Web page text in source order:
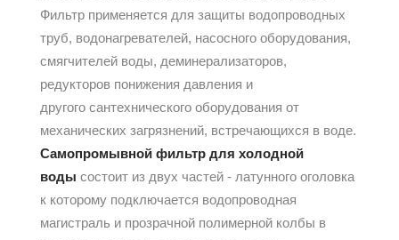
Фильтр применяется для защиты водопроводных
труб, водонагревателей, насосного оборудования,
смягчителей воды, деминерализаторов,
редукторов понижения давления и
другого сантехнического оборудования от
механических загрязнений, встречающихся в воде.
Самопромывной фильтр для холодной
воды состоит из двух частей - латунного оголовка
к которому подключается водопроводная
магистраль и прозрачной полимерной колбы в